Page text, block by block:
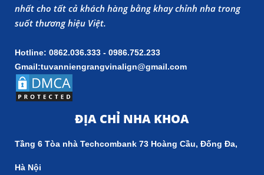
nhất cho tất cả khách hàng bằng khay chỉnh nha trong
suốt thương hiệu Việt.
Hotline: 0862.036.333 - 0986.752.233
Gmail:tuvanniengrangvinalign@gmail.com
ĐỊA CHỈ NHA KHOA
Tầng 6 Tòa nhà Techcombank 73 Hoàng Cầu, Đống Đa,
Hà Nội